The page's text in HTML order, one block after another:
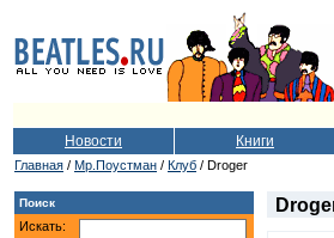
Новости Книги
Главная / Мр.Поустман / Клуб / Droger
Поиск
Искать: